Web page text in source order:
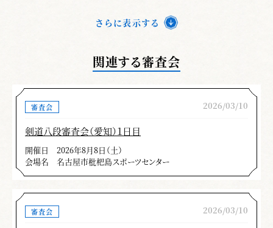
さらに表示する
関連する審査会
審査会 2026/03/10
剣道八段審査会（愛知）１日目
開催日
2026年8月8日（土）
会場名
名古屋市枇杷島スポーツセンター
審査会 2026/03/10